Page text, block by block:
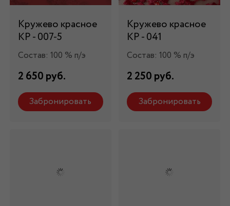
Кружево красное
КР - 007-5
Состав: 100 % п/э
2 650 руб.
Забронировать
Кружево красное
КР - 041
Состав: 100 % п/э
2 250 руб.
Забронировать